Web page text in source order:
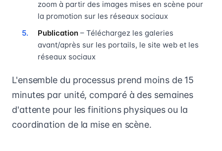
zoom à partir des images mises en scène pour
la promotion sur les réseaux sociaux
Publication – Téléchargez les galeries
avant/après sur les portails, le site web et les
réseaux sociaux
L'ensemble du processus prend moins de 15
minutes par unité, comparé à des semaines
d'attente pour les finitions physiques ou la
coordination de la mise en scène.